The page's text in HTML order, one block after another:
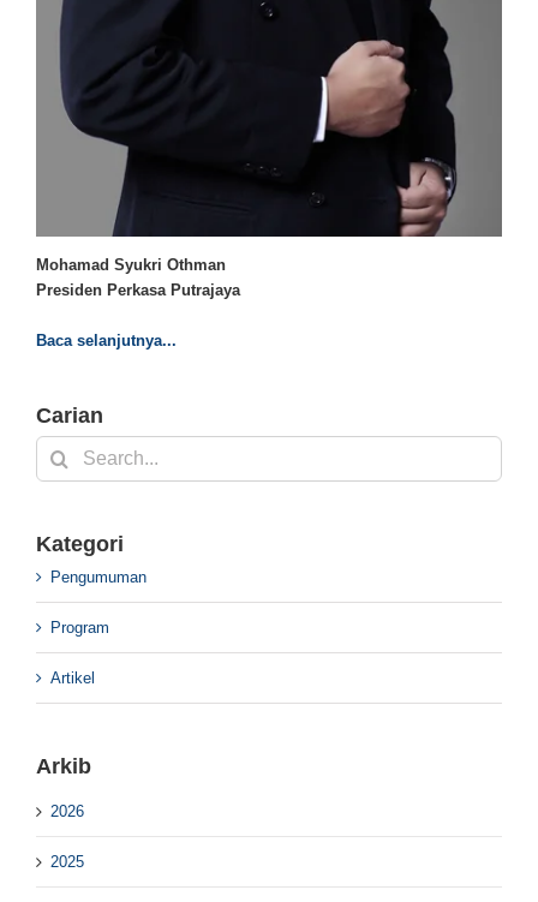
Mohamad Syukri Othman
Presiden Perkasa Putrajaya
Baca selanjutnya...
Carian
Search
for:
Kategori
Pengumuman
Program
Artikel
Arkib
2026
2025